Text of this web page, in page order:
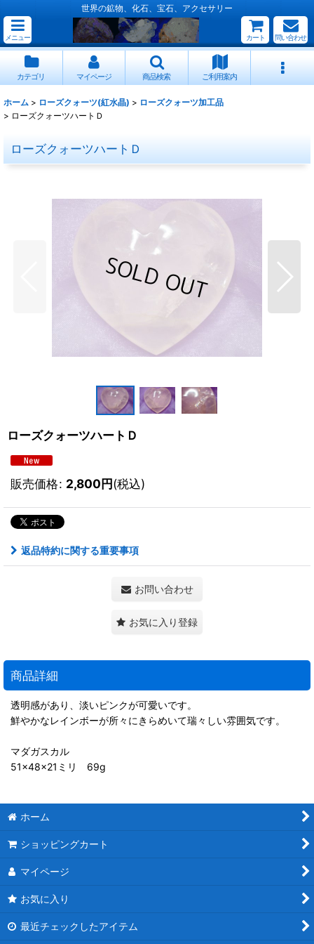
世界の鉱物、化石、宝石、アクセサリー
メニュー カート 問い合わせ
カテゴリ マイページ 商品検索 ご利用案内
ホーム > ローズクォーツ(紅水晶) > ローズクォーツ加工品
> ローズクォーツハートＤ
ローズクォーツハートＤ
ローズクォーツハートＤ
販売価格: 2,800円(税込)
返品特約に関する重要事項
お問い合わせ
お気に入り登録
商品詳細
透明感があり、淡いピンクが可愛いです。
鮮やかなレインボーが所々にきらめいて瑞々しい雰囲気です。
マダガスカル
51×48×21ミリ 69g
ホーム
ショッピングカート
マイページ
お気に入り
最近チェックしたアイテム